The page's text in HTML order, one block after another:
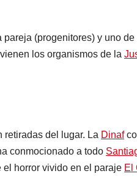
(progenitores) y uno
los organismos de la
retiradas del lugar. La Dinaf
conmocionado a todo
horror vivido en el paraje El